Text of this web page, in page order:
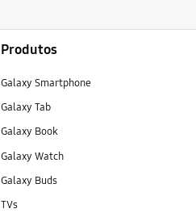
Produtos
Galaxy Smartphone
Galaxy Tab
Galaxy Book
Galaxy Watch
Galaxy Buds
TVs